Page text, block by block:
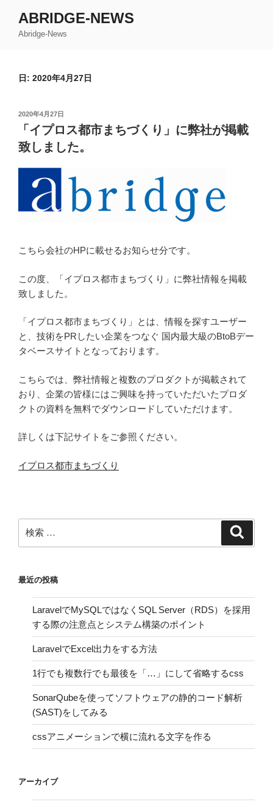
ABRIDGE-NEWS
Abridge-News
日: 2020年4月27日
投
稿
2020年4月27日
「イプロス都市まちづくり」に弊社が掲載
致しました。
こちら会社のHPに載せるお知らせ分です。
この度、「イプロス都市まちづくり」に弊社情報を掲載
致しました。
「イプロス都市まちづくり」とは、情報を探すユーザー
と、技術をPRしたい企業をつなぐ 国内最大級のBtoBデー
タベースサイトとなっております。
こちらでは、弊社情報と複数のプロダクトが掲載されて
おり、企業の皆様にはご興味を持っていただいたプロダ
クトの資料を無料でダウンロードしていただけます。
詳しくは下記サイトをご参照ください。
イプロス都市まちづくり
検
索:
最近の投稿
LaravelでMySQLではなくSQL Server（RDS）を採用
する際の注意点とシステム構築のポイント
LaravelでExcel出力をする方法
1行でも複数行でも最後を「…」にして省略するcss
SonarQubeを使ってソフトウェアの静的コード解析
(SAST)をしてみる
cssアニメーションで横に流れる文字を作る
アーカイブ